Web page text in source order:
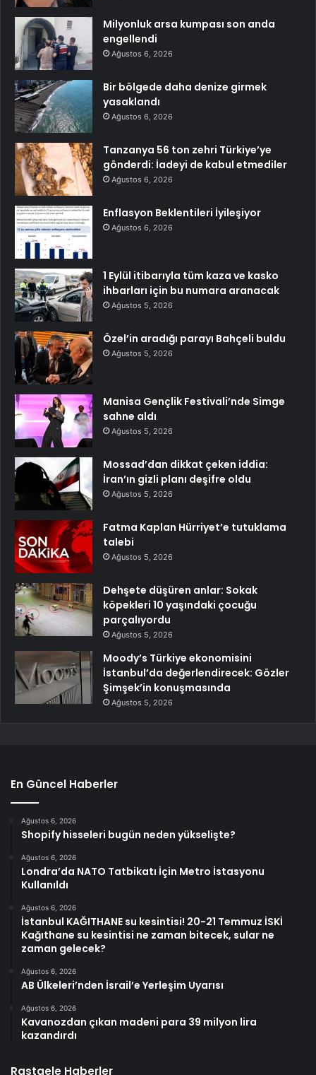
Milyonluk arsa kumpası son anda
engellendi
Ağustos 6, 2026
Bir bölgede daha denize girmek
yasaklandı
Ağustos 6, 2026
Tanzanya 56 ton zehri Türkiye’ye
gönderdi: İadeyi de kabul etmediler
Ağustos 6, 2026
Enflasyon Beklentileri İyileşiyor
Ağustos 6, 2026
1 Eylül itibarıyla tüm kaza ve kasko
ihbarları için bu numara aranacak
Ağustos 5, 2026
Özel’in aradığı parayı Bahçeli buldu
Ağustos 5, 2026
Manisa Gençlik Festivali’nde Simge
sahne aldı
Ağustos 5, 2026
Mossad’dan dikkat çeken iddia:
İran’ın gizli planı deşifre oldu
Ağustos 5, 2026
Fatma Kaplan Hürriyet’e tutuklama
talebi
Ağustos 5, 2026
Dehşete düşüren anlar: Sokak
köpekleri 10 yaşındaki çocuğu
parçalıyordu
Ağustos 5, 2026
Moody’s Türkiye ekonomisini
İstanbul’da değerlendirecek: Gözler
Şimşek’in konuşmasında
Ağustos 5, 2026
En Güncel Haberler
Ağustos 6, 2026
Shopify hisseleri bugün neden yükselişte?
Ağustos 6, 2026
Londra’da NATO Tatbikatı İçin Metro İstasyonu
Kullanıldı
Ağustos 6, 2026
İstanbul KAĞITHANE su kesintisi! 20-21 Temmuz İSKİ
Kağıthane su kesintisi ne zaman bitecek, sular ne
zaman gelecek?
Ağustos 6, 2026
AB Ülkeleri’nden İsrail’e Yerleşim Uyarısı
Ağustos 6, 2026
Kavanozdan çıkan madeni para 39 milyon lira
kazandırdı
Rastgele Haberler